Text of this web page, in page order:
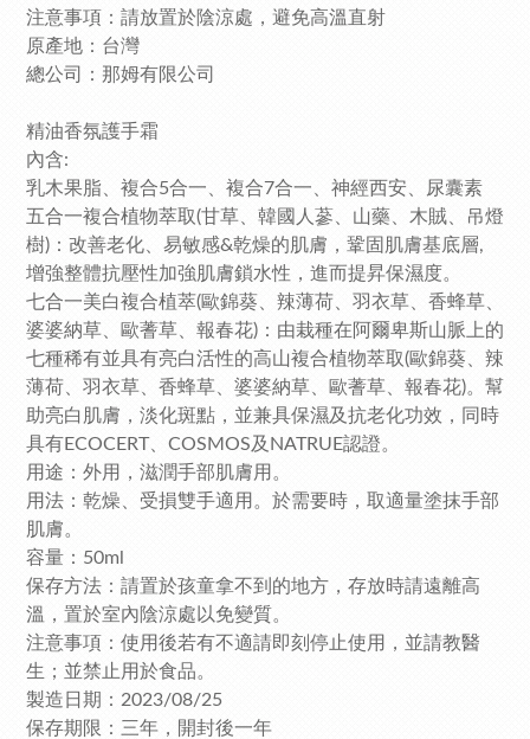
注意事項：請放置於陰涼處，避免高溫直射
原產地：台灣
總公司：那姆有限公司
精油香氛護手霜
內含:
乳木果脂、複合5合一、複合7合一、神經西安、尿囊素
五合一複合植物萃取(甘草、韓國人蔘、山藥、木賊、吊燈
樹)：改善老化、易敏感&乾燥的肌膚，鞏固肌膚基底層,
增強整體抗壓性加強肌膚鎖水性，進而提昇保濕度。
七合一美白複合植萃(歐錦葵、辣薄荷、羽衣草、香蜂草、
婆婆納草、歐蓍草、報春花)：由栽種在阿爾卑斯山脈上的
七種稀有並具有亮白活性的高山複合植物萃取(歐錦葵、辣
薄荷、羽衣草、香蜂草、婆婆納草、歐蓍草、報春花)。幫
助亮白肌膚，淡化斑點，並兼具保濕及抗老化功效，同時
具有ECOCERT、COSMOS及NATRUE認證。
用途：外用，滋潤手部肌膚用。
用法：乾燥、受損雙手適用。於需要時，取適量塗抹手部
肌膚。
容量：50ml
保存方法：請置於孩童拿不到的地方，存放時請遠離高
溫，置於室內陰涼處以免變質。
注意事項：使用後若有不適請即刻停止使用，並請教醫
生；並禁止用於食品。
製造日期：2023/08/25
保存期限：三年，開封後一年